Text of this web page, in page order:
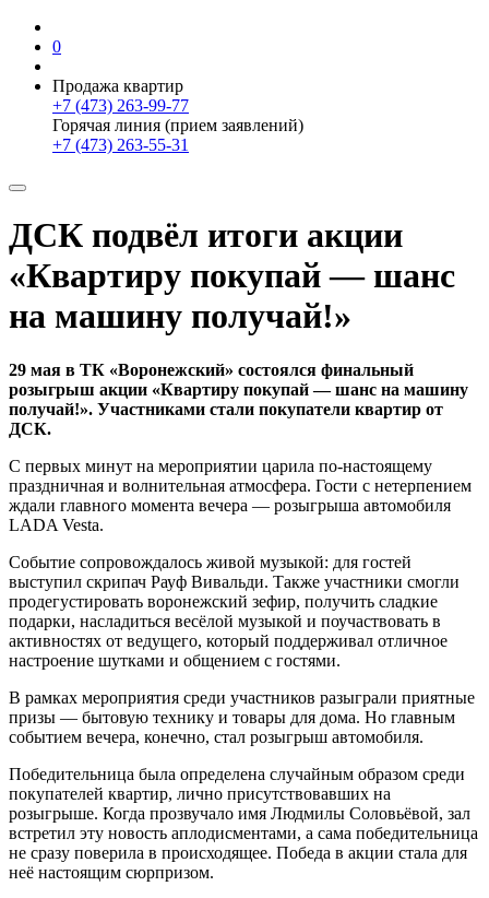
0
Продажа квартир
+7 (473) 263-99-77
Горячая линия (прием заявлений)
+7 (473) 263-55-31
ДСК подвёл итоги акции
«Квартиру покупай — шанс
на машину получай!»
29 мая в ТК «Воронежский» состоялся финальный
розыгрыш акции «Квартиру покупай — шанс на машину
получай!». Участниками стали покупатели квартир от
ДСК.
С первых минут на мероприятии царила по-настоящему
праздничная и волнительная атмосфера. Гости с нетерпением
ждали главного момента вечера — розыгрыша автомобиля
LADA Vesta.
Событие сопровождалось живой музыкой: для гостей
выступил скрипач Рауф Вивальди. Также участники смогли
продегустировать воронежский зефир, получить сладкие
подарки, насладиться весёлой музыкой и поучаствовать в
активностях от ведущего, который поддерживал отличное
настроение шутками и общением с гостями.
В рамках мероприятия среди участников разыграли приятные
призы — бытовую технику и товары для дома. Но главным
событием вечера, конечно, стал розыгрыш автомобиля.
Победительница была определена случайным образом среди
покупателей квартир, лично присутствовавших на
розыгрыше. Когда прозвучало имя Людмилы Соловьёвой, зал
встретил эту новость аплодисментами, а сама победительница
не сразу поверила в происходящее. Победа в акции стала для
неё настоящим сюрпризом.